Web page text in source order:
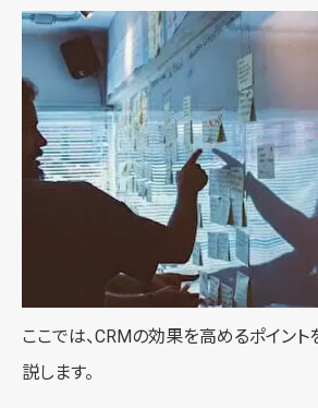
ここでは、CRMの効果を高めるポイン
説します。